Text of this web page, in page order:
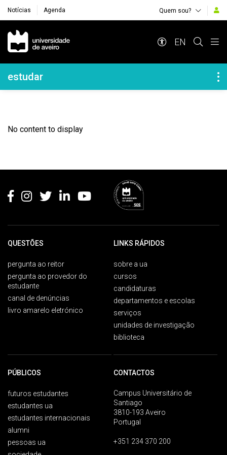
Notícias Agenda Quem sou?
Navegação Principal
EN
Navegação Lateral
estudar
No content to display
QUESTÕES
pergunta ao reitor
pergunta ao provedor do
estudante
canal de denúncias
livro amarelo eletrónico
LINKS RÁPIDOS
sobre a ua
cursos
candidaturas
departamentos e escolas
serviços
unidades de investigação
biblioteca
PÚBLICOS
futuros estudantes
estudantes ua
estudantes internacionais
alumni
pessoas ua
CONTACTOS
Campus Universitário de
Santiago
3810-193 Aveiro
Portugal
+351 234 370 200